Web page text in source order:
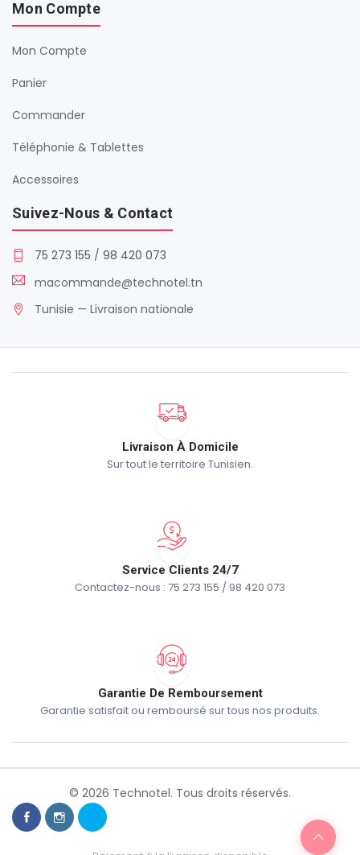
Mon Compte
Mon Compte
Panier
Commander
Téléphonie & Tablettes
Accessoires
Suivez-Nous & Contact
75 273 155 / 98 420 073
macommande@technotel.tn
Tunisie — Livraison nationale
Livraison À Domicile
Sur tout le territoire Tunisien.
Service Clients 24/7
Contactez-nous : 75 273 155 / 98 420 073
Garantie De Remboursement
Garantie satisfait ou remboursé sur tous nos produits.
© 2026 Technotel. Tous droits réservés.